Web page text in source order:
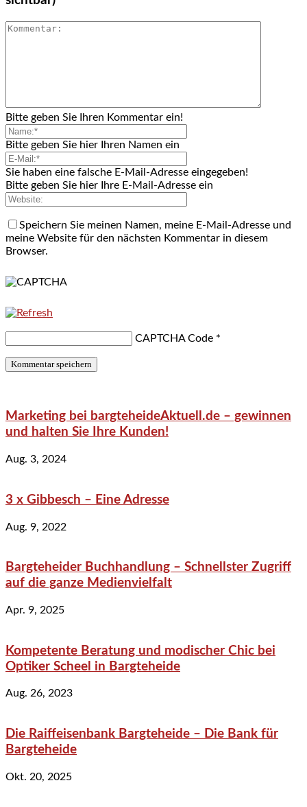
Bitte geben Sie Ihren Kommentar ein!
Bitte geben Sie hier Ihren Namen ein
Sie haben eine falsche E-Mail-Adresse eingegeben!
Bitte geben Sie hier Ihre E-Mail-Adresse ein
Speichern Sie meinen Namen, meine E-Mail-Adresse und
meine Website für den nächsten Kommentar in diesem
Browser.
CAPTCHA Code *
Marketing bei bargteheideAktuell.de – gewinnen
und halten Sie Ihre Kunden!
Aug. 3, 2024
3 x Gibbesch – Eine Adresse
Aug. 9, 2022
Bargteheider Buchhandlung – Schnellster Zugriff
auf die ganze Medienvielfalt
Apr. 9, 2025
Kompetente Beratung und modischer Chic bei
Optiker Scheel in Bargteheide
Aug. 26, 2023
Die Raiffeisenbank Bargteheide – Die Bank für
Bargteheide
Okt. 20, 2025